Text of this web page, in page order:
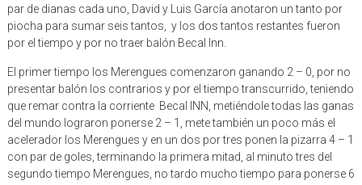
par de dianas cada uno, David y Luis García anotaron un tanto por
piocha para sumar seis tantos, y los dos tantos restantes fueron
por el tiempo y por no traer balón Becal Inn.
El primer tiempo los Merengues comenzaron ganando 2 – 0, por no
presentar balón los contrarios y por el tiempo transcurrido, teniendo
que remar contra la corriente Becal INN, metiéndole todas las ganas
del mundo lograron ponerse 2 – 1, mete también un poco más el
acelerador los Merengues y en un dos por tres ponen la pizarra 4 – 1
con par de goles, terminando la primera mitad, al minuto tres del
segundo tiempo Merengues, no tardo mucho tiempo para ponerse 6